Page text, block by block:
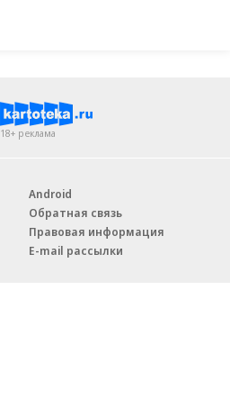
18+ реклама
Android
Обратная связь
Правовая информация
E-mail рассылки